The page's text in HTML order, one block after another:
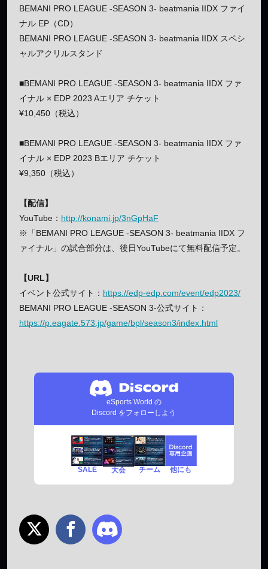
BEMANI PRO LEAGUE -SEASON 3- beatmania IIDX ファイ
ナル EP（CD）
BEMANI PRO LEAGUE -SEASON 3- beatmania IIDX スペシ
ャルアクリルスタンド
■BEMANI PRO LEAGUE -SEASON 3- beatmania IIDX ファ
イナル × EDP 2023 Aエリア チケット
¥10,450（税込）
■BEMANI PRO LEAGUE -SEASON 3- beatmania IIDX ファ
イナル × EDP 2023 Bエリア チケット
¥9,350（税込）
【配信】
YouTube： http://konami.jp/3nGpHaF
※「BEMANI PRO LEAGUE -SEASON 3- beatmania IIDX フ
ァイナル」の試合部分は、後日YouTubeにて無料配信予定。
【URL】
イベント公式サイト： https://edp-edp.com/event/edp2023/
BEMANI PRO LEAGUE -SEASON 3-公式サイト：
https://p.eagate.573.jp/game/bpl/season3/index.html
eSports World の
Discord をフォローしよう
SALE 大会 チーム 他にも